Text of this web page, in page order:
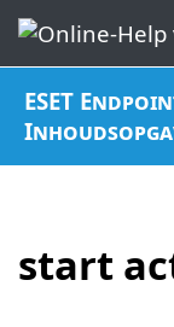
ESET
start